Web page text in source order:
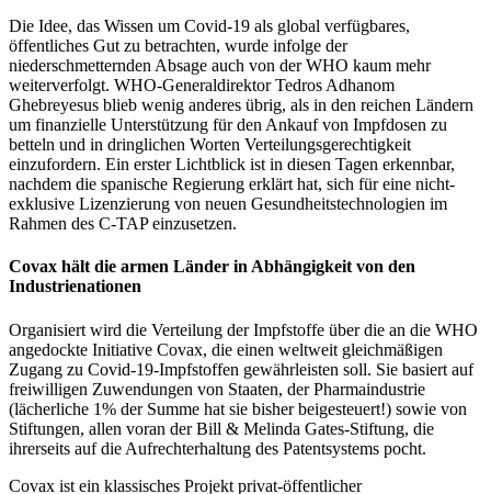
Die Idee, das Wissen um Covid-19 als global verfügbares,
öffentliches Gut zu betrachten, wurde infolge der
niederschmetternden Absage auch von der WHO kaum mehr
weiterverfolgt. WHO-Generaldirektor Tedros Adhanom
Ghebreyesus blieb wenig anderes übrig, als in den reichen Ländern
um finanzielle Unterstützung für den Ankauf von Impfdosen zu
betteln und in dringlichen Worten Verteilungsgerechtigkeit
einzufordern. Ein erster Lichtblick ist in diesen Tagen erkennbar,
nachdem die spanische Regierung erklärt hat, sich für eine nicht-
exklusive Lizenzierung von neuen Gesundheitstechnologien im
Rahmen des C-TAP einzusetzen.
Covax hält die armen Länder in Abhängigkeit von den
Industrienationen
Organisiert wird die Verteilung der Impfstoffe über die an die WHO
angedockte Initiative Covax, die einen weltweit gleichmäßigen
Zugang zu Covid-19-Impfstoffen gewährleisten soll. Sie basiert auf
freiwilligen Zuwendungen von Staaten, der Pharmaindustrie
(lächerliche 1% der Summe hat sie bisher beigesteuert!) sowie von
Stiftungen, allen voran der Bill & Melinda Gates-Stiftung, die
ihrerseits auf die Aufrechterhaltung des Patentsystems pocht.
Covax ist ein klassisches Projekt privat-öffentlicher